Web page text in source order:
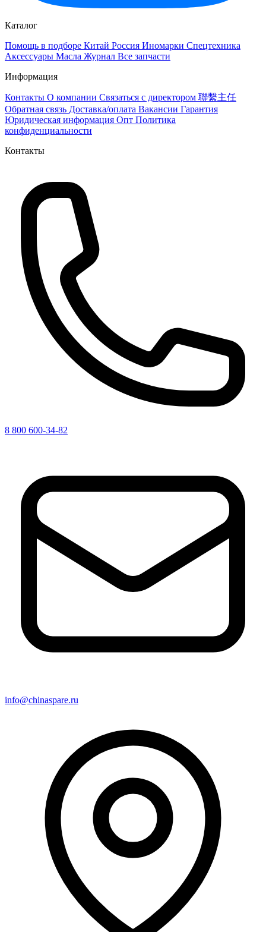
Каталог
Помощь в подборе Китай Россия Иномарки Спецтехника
Аксессуары Масла Журнал Все запчасти
Информация
Контакты О компании Связаться с директором 聯繫主任
Обратная связь Доставка/оплата Вакансии Гарантия
Юридическая информация Опт Политика
конфиденциальности
Контакты
8 800 600-34-82
info@chinaspare.ru